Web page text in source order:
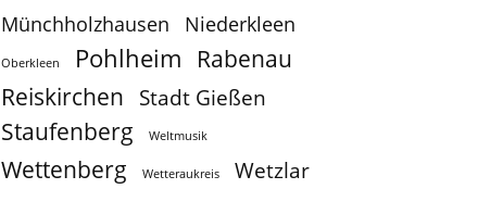
Münchholzhausen Niederkleen
Oberkleen Pohlheim Rabenau
Reiskirchen Stadt Gießen
Staufenberg Weltmusik
Wettenberg Wetteraukreis Wetzlar